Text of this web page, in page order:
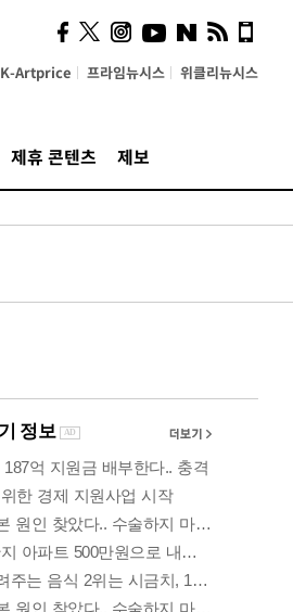
K-Artprice 프라임뉴시스 위클리뉴시스
제휴 콘텐츠 제보
시, 스마트폰 액세서리에
NFC 더했다